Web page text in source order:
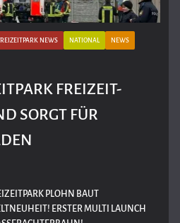
NEWS NATIONAL NEWS
FREIZEIT-
SORGT FÜR
PLOHN BAUT
ERSTER MULTI LAUNCH